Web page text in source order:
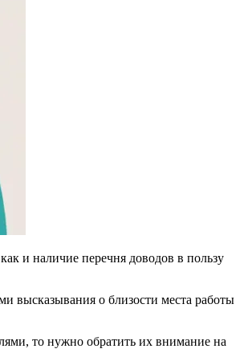
и наличие перечня доводов в пользу
высказывания о близости места работы
то нужно обратить их внимание на